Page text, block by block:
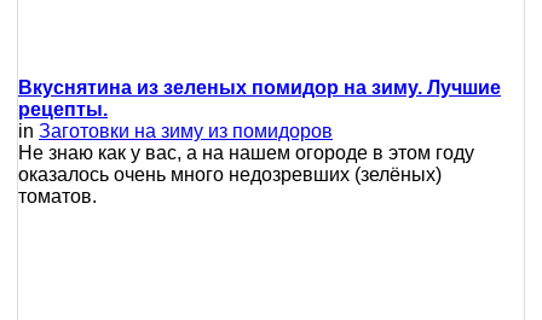
Вкуснятина из зеленых помидор на зиму. Лучшие
рецепты.
in Заготовки на зиму из помидоров
Не знаю как у вас, а на нашем огороде в этом году
оказалось очень много недозревших (зелёных)
томатов.